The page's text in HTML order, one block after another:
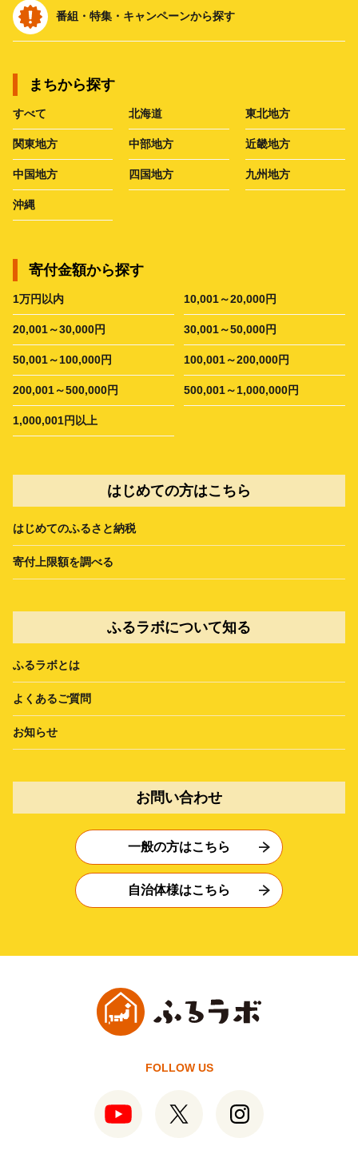
番組・特集・キャンペーンから探す
まちから探す
すべて 北海道 東北地方
関東地方 中部地方 近畿地方
中国地方 四国地方 九州地方
沖縄
寄付金額から探す
1万円以内 10,001～20,000円
20,001～30,000円 30,001～50,000円
50,001～100,000円 100,001～200,000円
200,001～500,000円 500,001～1,000,000円
1,000,001円以上
はじめての方はこちら
はじめてのふるさと納税
寄付上限額を調べる
ふるラボについて知る
ふるラボとは
よくあるご質問
お知らせ
お問い合わせ
一般の方はこちら
自治体様はこちら
FOLLOW US